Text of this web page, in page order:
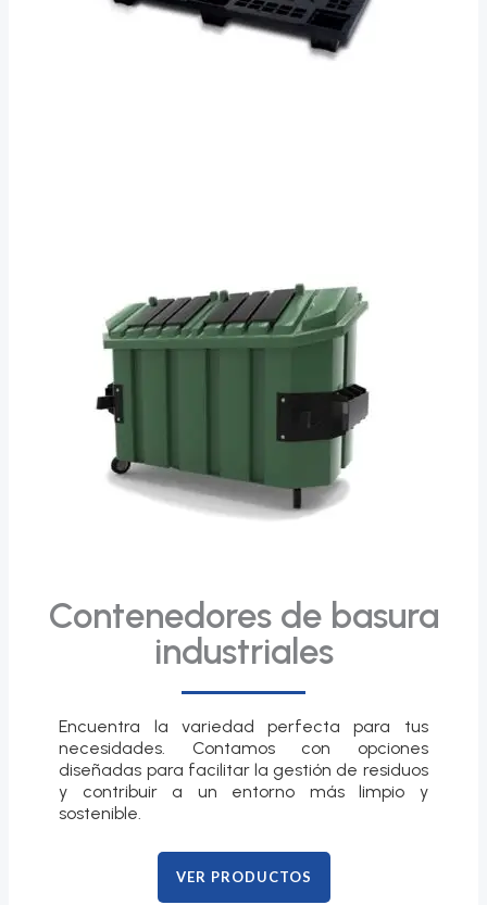
Contenedores de basura
industriales
Encuentra la variedad perfecta para tus
necesidades. Contamos con opciones
diseñadas para facilitar la gestión de residuos
y contribuir a un entorno más limpio y
sostenible.
VER PRODUCTOS